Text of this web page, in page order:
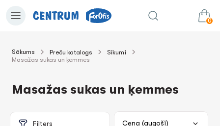
0
uz grozu
Sākums Preču katalogs
Sīkumi
Masažas sukas un ķemmes
Masažas sukas un ķemmes
Filters